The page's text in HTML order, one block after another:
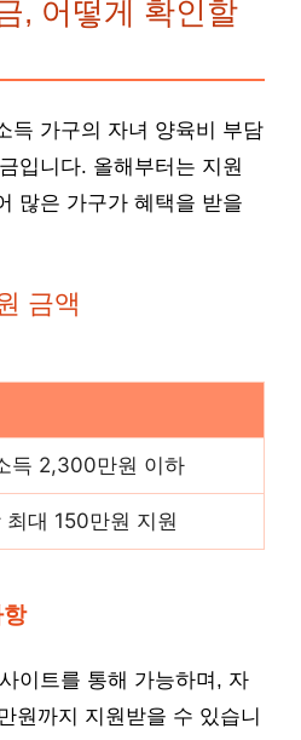
, 어떻게 확인할
득 가구의 자녀 양육비 부담
입니다. 올해부터는 지원
많은 가구가 혜택을 받을
금액
득 2,300만원 이하
최대 150만원 지원
이트를 통해 가능하며, 자
원까지 지원받을 수 있습니